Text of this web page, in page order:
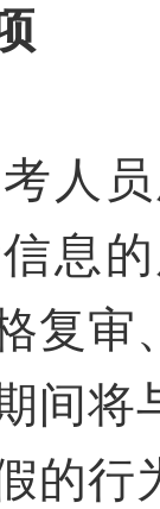
员
息
复审
间将
的